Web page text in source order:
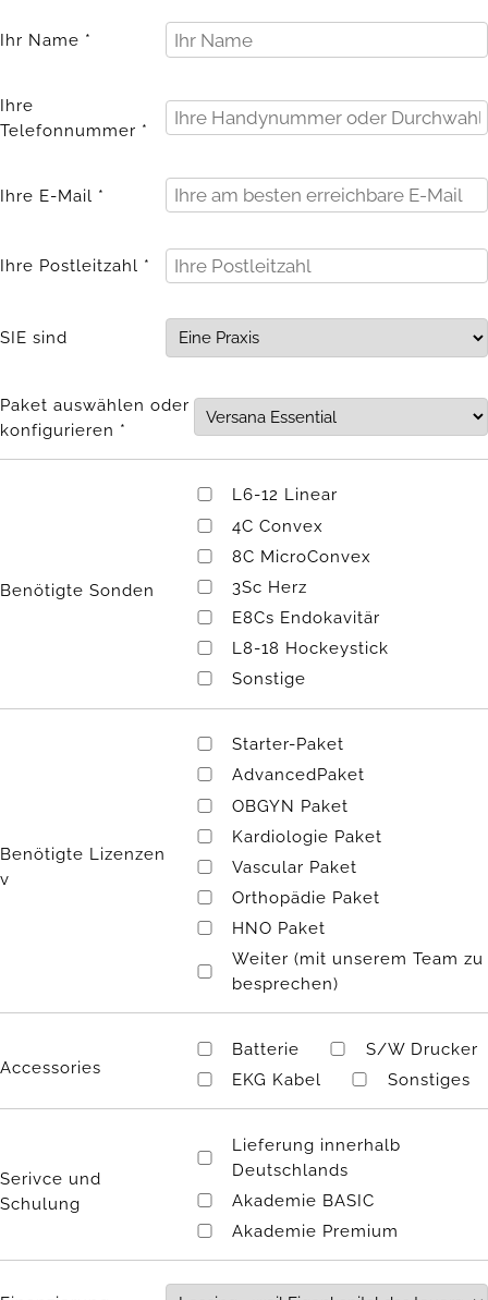
Ihr Name *
Ihre
Telefonnummer *
Ihre E-Mail *
Ihre Postleitzahl *
SIE sind
Paket auswählen oder
konfigurieren *
Benötigte Sonden
L6-12 Linear
4C Convex
8C MicroConvex
3Sc Herz
E8Cs Endokavitär
L8-18 Hockeystick
Sonstige
Benötigte Lizenzen
v
Starter-Paket
AdvancedPaket
OBGYN Paket
Kardiologie Paket
Vascular Paket
Orthopädie Paket
HNO Paket
Weiter (mit unserem Team zu
besprechen)
Accessories
Batterie
S/W Drucker
EKG Kabel
Sonstiges
Serivce und
Schulung
Lieferung innerhalb
Deutschlands
Akademie BASIC
Akademie Premium